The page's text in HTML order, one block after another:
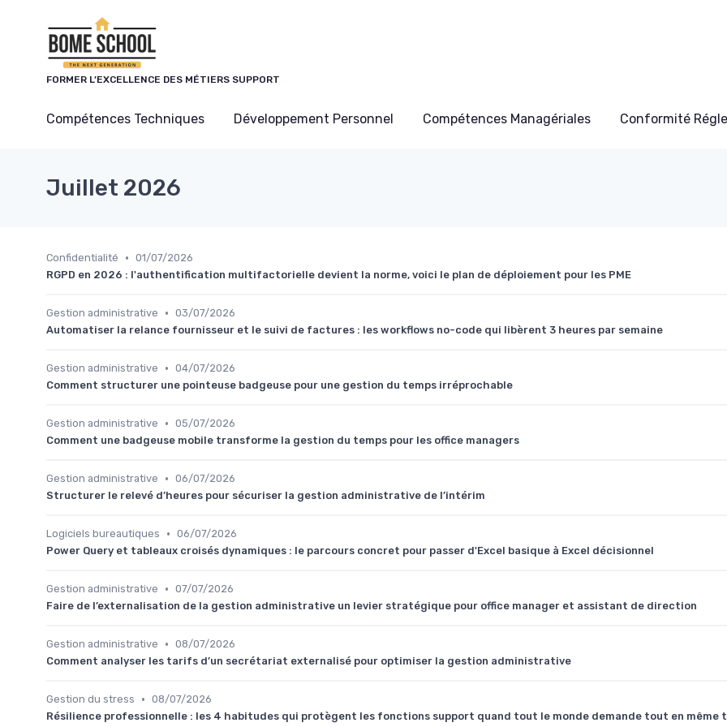
FORMER L’EXCELLENCE DES MÉTIERS SUPPORT
Compétences Techniques Développement Personnel Compétences Managériales Conformité
Juillet 2026
Confidentialité • 01/07/2026
RGPD en 2026 : l'authentification multifactorielle devient la norme, voici le plan de déploiement pour les PME
Gestion administrative • 03/07/2026
Automatiser la relance fournisseur et le suivi de factures : les workflows no-code qui libèrent 3 heures par semaine
Gestion administrative • 04/07/2026
Comment structurer une pointeuse badgeuse pour une gestion du temps irréprochable
Gestion administrative • 05/07/2026
Comment une badgeuse mobile transforme la gestion du temps pour les office managers
Gestion administrative • 06/07/2026
Structurer le relevé d’heures pour sécuriser la gestion administrative de l’intérim
Logiciels bureautiques • 06/07/2026
Power Query et tableaux croisés dynamiques : le parcours concret pour passer d'Excel basique à Excel décisionnel
Gestion administrative • 07/07/2026
Faire de l’externalisation de la gestion administrative un levier stratégique pour office manager et assistant de direction
Gestion administrative • 08/07/2026
Comment analyser les tarifs d’un secrétariat externalisé pour optimiser la gestion administrative
Gestion du stress • 08/07/2026
Résilience professionnelle : les 4 habitudes qui protègent les fonctions support quand tout le monde demande tout en même